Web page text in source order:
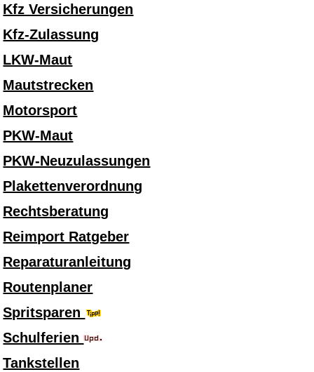
Kfz Versicherungen
Kfz-Zulassung
LKW-Maut
Mautstrecken
Motorsport
PKW-Maut
PKW-Neuzulassungen
Plakettenverordnung
Rechtsberatung
Reimport Ratgeber
Reparaturanleitung
Routenplaner
Spritsparen
Schulferien
Tankstellen